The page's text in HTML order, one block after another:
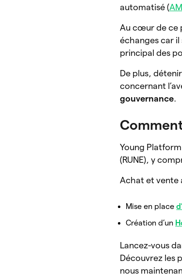
automatisé (
Au cœur de ce
échanges car
principal des
De plus,
concernant
gouvernance.
Young
(RUNE), y
Achat et vente
Mise en place
Création d’un
Lancez-vous
Découvrez les
nous